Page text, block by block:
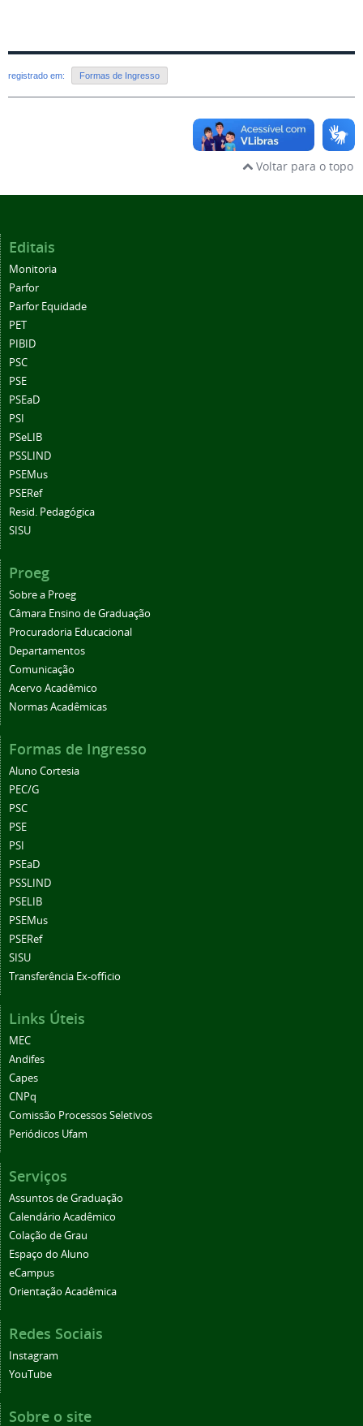
registrado em: Formas de Ingresso
Voltar para o topo
Editais
Monitoria
Parfor
Parfor Equidade
PET
PIBID
PSC
PSE
PSEaD
PSI
PSeLIB
PSSLIND
PSEMus
PSERef
Resid. Pedagógica
SISU
Proeg
Sobre a Proeg
Câmara Ensino de Graduação
Procuradoria Educacional
Departamentos
Comunicação
Acervo Acadêmico
Normas Acadêmicas
Formas de Ingresso
Aluno Cortesia
PEC/G
PSC
PSE
PSI
PSEaD
PSSLIND
PSELIB
PSEMus
PSERef
SISU
Transferência Ex-officio
Links Úteis
MEC
Andifes
Capes
CNPq
Comissão Processos Seletivos
Periódicos Ufam
Serviços
Assuntos de Graduação
Calendário Acadêmico
Colação de Grau
Espaço do Aluno
eCampus
Orientação Acadêmica
Redes Sociais
Instagram
YouTube
Sobre o site